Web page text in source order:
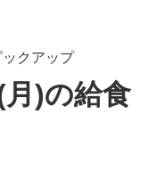
クアップ
)の給食